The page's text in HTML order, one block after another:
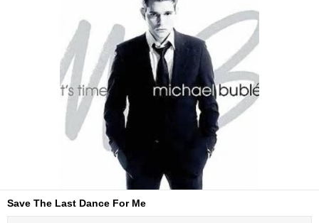
Save The Last Dance For Me